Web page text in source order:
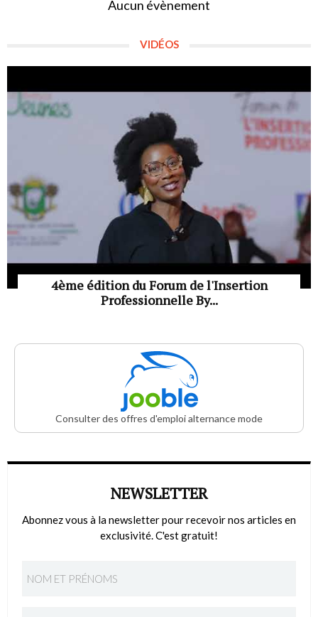
Aucun évènement
VIDÉOS
4ème édition du Forum de l'Insertion
Professionnelle By...
Consulter des offres d'emploi alternance mode
NEWSLETTER
Abonnez vous à la newsletter pour recevoir nos articles en
exclusivité. C'est gratuit!